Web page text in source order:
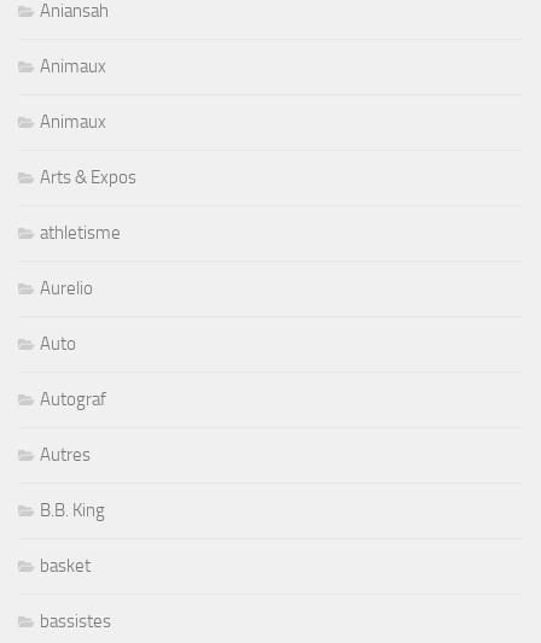
Aniansah
Animaux
Animaux
Arts & Expos
athletisme
Aurelio
Auto
Autograf
Autres
B.B. King
basket
bassistes